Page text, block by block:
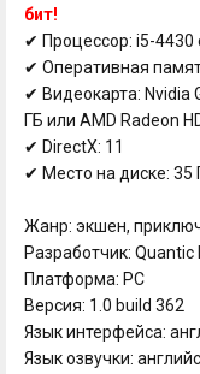
бит!
✔ Процессор: i5-4430
✔ Оперативная
✔ Видеокарта: Nvidia
ГБ или AMD Radeon
✔ DirectX: 11
✔ Место на диске: 35
Жанр: экшен,
Разработчик: Quantic
Платформа: PC
Версия: 1.0 build 362
Язык интерфейса:
Язык озвучки: